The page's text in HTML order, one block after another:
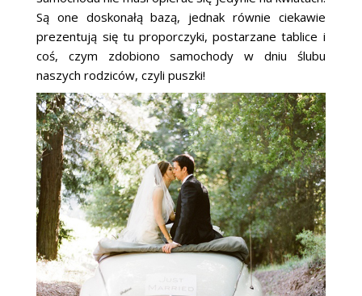
Są one doskonałą bazą, jednak równie ciekawie
prezentują się tu proporczyki, postarzane tablice i
coś, czym zdobiono samochody w dniu ślubu
naszych rodziców, czyli puszki!